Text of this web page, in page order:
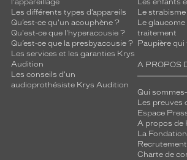
l'appareillage
Les différents types d’appareils
Qu’est-ce qu'un acouphène ?
Qu'est-ce que l'hyperacousie ?
Qu’est-ce que la presbyacousie ?
Les services et les garanties Krys
Audition
Les conseils d'un
audioprothésiste Krys Audition
Les enfants
Le strabisme
Le
traitement
Paupière
A PROPOS
Qui
Les preuves
Espace
A propos de
La
Recrutement
Charte de